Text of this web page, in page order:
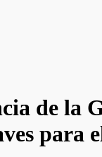
de la
para